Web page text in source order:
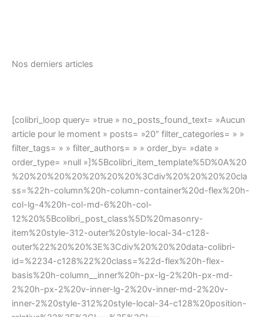
Nos derniers articles
[colibri_loop query= »true » no_posts_found_text= »Aucun
article pour le moment » posts= »20″ filter_categories= » »
filter_tags= » » filter_authors= » » order_by= »date »
order_type= »null »]%5Bcolibri_item_template%5D%0A%20
%20%20%20%20%20%20%20%3Cdiv%20%20%20%20cla
ss=%22h-column%20h-column-container%20d-flex%20h-
col-lg-4%20h-col-md-6%20h-col-
12%20%5Bcolibri_post_class%5D%20masonry-
item%20style-312-outer%20style-local-34-c128-
outer%22%20%20%3E%3Cdiv%20%20%20data-colibri-
id=%2234-c128%22%20class=%22d-flex%20h-flex-
basis%20h-column__inner%20h-px-lg-2%20h-px-md-
2%20h-px-2%20v-inner-lg-2%20v-inner-md-2%20v-
inner-2%20style-312%20style-local-34-c128%20position-